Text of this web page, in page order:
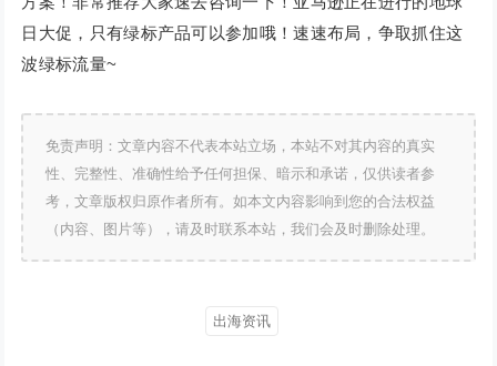
日大促，只有绿标产品可以参加哦！速速布局，争取抓住这
波绿标流量~
免责声明：文章内容不代表本站立场，本站不对其内容的真实
性、完整性、准确性给予任何担保、暗示和承诺，仅供读者参
考，文章版权归原作者所有。如本文内容影响到您的合法权益
（内容、图片等），请及时联系本站，我们会及时删除处理。
出海资讯